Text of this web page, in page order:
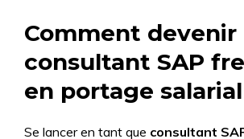
Comment devenir
consultant SAP
en portage
Se lancer en tant que consultant